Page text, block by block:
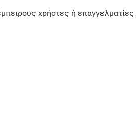
χρήστες ή επαγγελματίες